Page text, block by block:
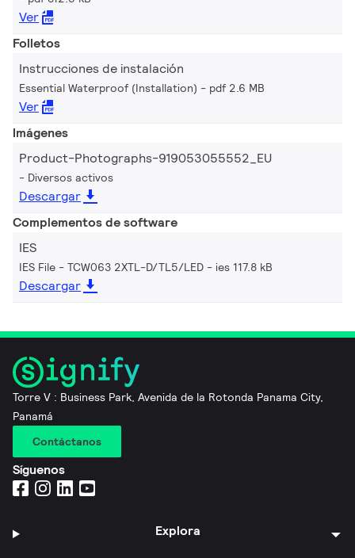
Ver
Folletos
Instrucciones de instalación
Essential Waterproof (Installation) pdf 2.6 MB
Ver
Imágenes
Product-Photographs-919053055552_EU
Diversos activos
Descargar
Complementos de software
IES
IES File - TCW063 2XTL-D/TL5/LED ies 117.8 kB
Descargar
Torre V : Business Park, Avenida de la Rotonda Panama City,
Panamá
Contáctanos
Síguenos
Explora